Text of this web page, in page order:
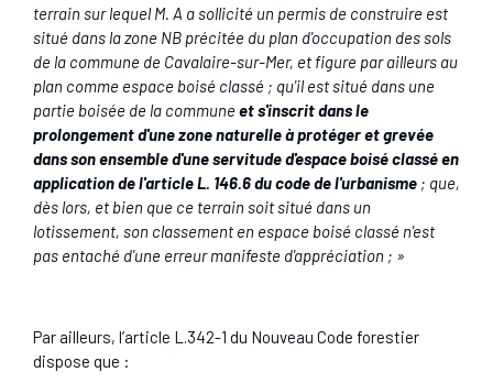
terrain sur lequel M. A a sollicité un permis de construire est
situé dans la zone NB précitée du plan d'occupation des sols
de la commune de Cavalaire-sur-Mer, et figure par ailleurs au
plan comme espace boisé classé ; qu'il est situé dans une
partie boisée de la communeet s'inscrit dans le
prolongement d'une zone naturelle à protéger et grevée
dans son ensemble d'une servitude d'espace boisé classé en
application de l'article L. 146.6 du code de l'urbanisme; que,
dès lors, et bien que ce terrain soit situé dans un
lotissement, son classement en espace boisé classé n'est
pas entaché d'une erreur manifeste d'appréciation ; »
Par ailleurs, l’article L.342-1 du Nouveau Code forestier
dispose que :